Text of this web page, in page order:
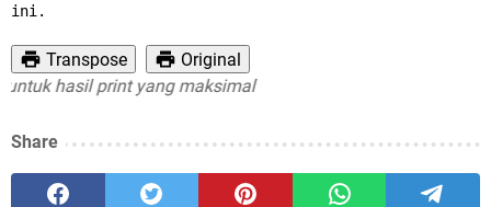
ini.
Transpose
Original
hasil print yang maksimal
Share